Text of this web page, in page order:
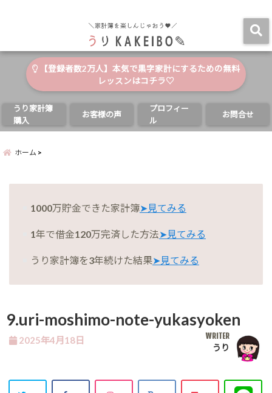
【登録者数2万人】本気で黒字家計にするための無料
レッスンはコチラ♡
うり家計簿
購入
お客様の声
プロフィー
ル
お問合せ
ホーム
1000万貯金できた家計簿➤見てみる
1年で借金120万完済した方法➤見てみる
うり家計簿を3年続けた結果➤見てみる
9.uri-moshimo-note-yukasyoken
2025年4月18日 WRITER
うり